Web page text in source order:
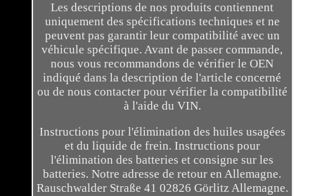
Les descriptions de nos produits contiennent
uniquement des spécifications techniques et ne
peuvent pas garantir leur compatibilité avec un
véhicule spécifique. Avant de passer commande,
nous vous recommandons de vérifier le OEN
indiqué dans la description de l'article concerné
ou de nous contacter pour vérifier la compatibilité
à l'aide du VIN.
Instructions pour l'élimination des huiles usagées
et du liquide de frein. Instructions pour
l'élimination des batteries et consigne sur les
batteries. Notre adresse de retour en Allemagne.
Rauschwalder Straße 41 02826 Görlitz Allemagne.